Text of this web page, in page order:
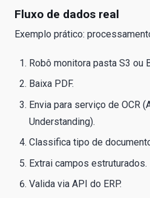
Fluxo de dados real
Exemplo prático:
Robô monitora pasta S3 ou
Baixa PDF.
Envia para serviço de OCR
Understanding).
Classifica tipo de
Extrai campos estruturados.
Valida via API do ERP.